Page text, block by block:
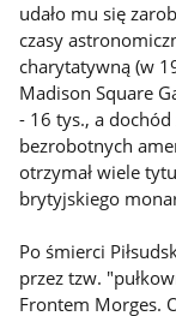
udało mu się
czasy
charytatywną (w
Madison Square
- 16 tys., a
bezrobotnych
otrzymał wiele
brytyjskiego
Po śmierci
przez tzw.
Frontem Morges.